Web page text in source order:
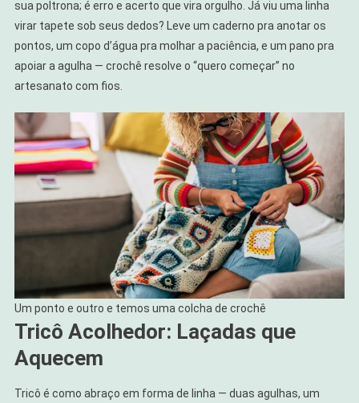
sua poltrona; é erro e acerto que vira orgulho. Já viu uma linha
virar tapete sob seus dedos? Leve um caderno pra anotar os
pontos, um copo d’água pra molhar a paciência, e um pano pra
apoiar a agulha — crochê resolve o “quero começar” no
artesanato com fios.
Um ponto e outro e temos uma colcha de crochê
Tricô Acolhedor: Laçadas que
Aquecem
Tricô é como abraço em forma de linha — duas agulhas, um